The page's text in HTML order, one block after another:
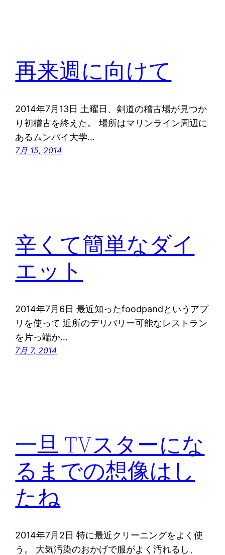
再来週に向けて
2014年7月13日 土曜日、剣道の稽古場が見つか
り初稽古を終えた。 場所はマリンライン周辺に
あるムンバイ大学…
7月 15, 2014
辛くて簡単なダイ
エット
2014年7月6日 最近知ったfoodpandというアプ
リを使って 近所のデリバリー可能なレストラン
を片っ端か…
7月 7, 2014
一旦 TVスターにな
るまでの想像はし
たね
2014年7月2日 特に最近クリーニングをよく使
う。 大気汚染のおかげで服がよく汚れるし、